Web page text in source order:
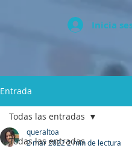
Inicia
Entrada
Todas las entradas
Todas las entradas
queraltoa
2 mar 20222 min de lectura